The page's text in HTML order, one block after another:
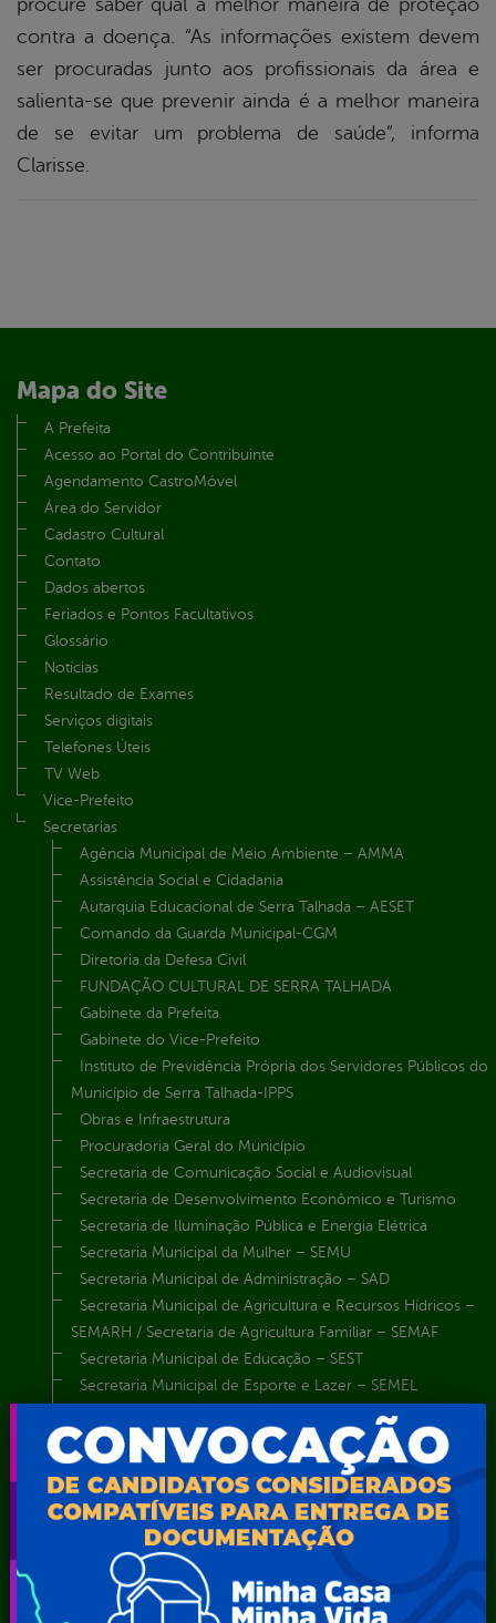
contra a doença. “As informações existem devem
ser procuradas junto aos profissionais da área e
salienta-se que prevenir ainda é a melhor maneira
de se evitar um problema de saúde”, informa
Clarisse.
Mapa do Site
A Prefeita
Acesso ao Portal do Contribuinte
Agendamento CastroMóvel
Área do Servidor
Cadastro Cultural
Contato
Dados abertos
Feriados e Pontos Facultativos
Glossário
Notícias
Resultado de Exames
Serviços digitais
Telefones Úteis
TV Web
Vice-Prefeito
Secretarias
Agência Municipal de Meio Ambiente – AMMA
Assistência Social e Cidadania
Autarquia Educacional de Serra Talhada – AESET
Comando da Guarda Municipal-CGM
Diretoria da Defesa Civil
FUNDAÇÃO CULTURAL DE SERRA TALHADA
Gabinete da Prefeita
Gabinete do Vice-Prefeito
Instituto de Previdência Própria dos Servidores Públicos do
Município de Serra Talhada-IPPS
Obras e Infraestrutura
Procuradoria Geral do Município
Secretaria de Comunicação Social e Audiovisual
Secretaria de Desenvolvimento Econômico e Turismo
Secretaria de Iluminação Pública e Energia Elétrica
Secretaria Municipal da Mulher – SEMU
Secretaria Municipal de Administração – SAD
Secretaria Municipal de Agricultura e Recursos Hídricos –
SEMARH / Secretaria de Agricultura Familiar – SEMAF
Secretaria Municipal de Educação – SEST
Secretaria Municipal de Esporte e Lazer – SEMEL
Secretaria Municipal de Governo – SEGOV
Secretaria Municipal de Meio Ambiente – SEMA
Secretaria Municipal de Planejamento e Gestão – SEPLAG
Secretaria Municipal de Relações Institucionais – SEMRI
Secretaria Municipal de Saúde – SMS
Secretaria Municipal de Serviços Públicos – SEMUSP
Superintendência de Trânsito e Transportes de Serra